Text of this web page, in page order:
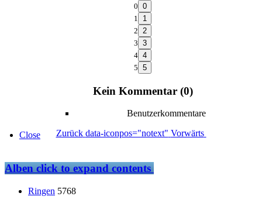
0
1
2
3
4
5
Kein Kommentar (0)
Benutzerkommentare
Zurück data-iconpos="notext" Vorwärts
Close
Albenclick to expand contents
Ringen 5768